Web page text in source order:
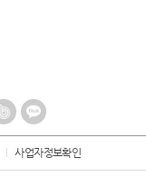
사업자정보확인